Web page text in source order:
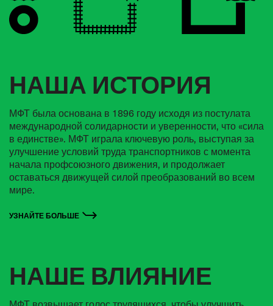
НАША ИСТОРИЯ
МФТ была основана в 1896 году исходя из постулата
международной солидарности и уверенности, что «сила
в единстве». МФТ играла ключевую роль, выступая за
улучшение условий труда транспортников с момента
начала профсоюзного движения, и продолжает
оставаться движущей силой преобразований во всем
мире.
УЗНАЙТЕ БОЛЬШЕ
НАШЕ ВЛИЯНИЕ